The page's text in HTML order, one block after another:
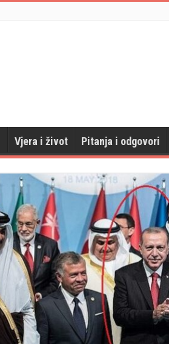
Vjera i život Pitanja i odgovori